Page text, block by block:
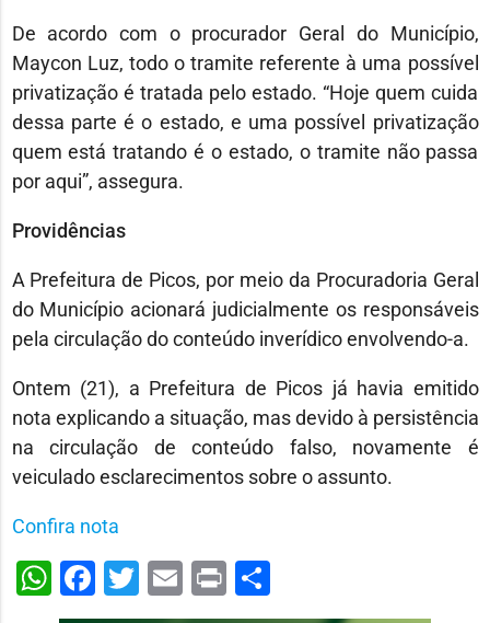
De acordo com o procurador Geral do Município,
Maycon Luz, todo o tramite referente à uma possível
privatização é tratada pelo estado. “Hoje quem cuida
dessa parte é o estado, e uma possível privatização
quem está tratando é o estado, o tramite não passa
por aqui”, assegura.
Providências
A Prefeitura de Picos, por meio da Procuradoria Geral
do Município acionará judicialmente os responsáveis
pela circulação do conteúdo inverídico envolvendo-a.
Ontem (21), a Prefeitura de Picos já havia emitido
nota explicando a situação, mas devido à persistência
na circulação de conteúdo falso, novamente é
veiculado esclarecimentos sobre o assunto.
Confira nota
WhatsApp
Facebook
Twitter
Email
PrintShare